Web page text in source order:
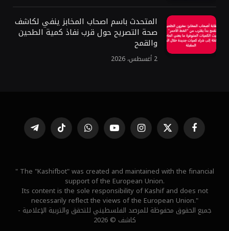
المتحدث باسم اصحاب المخابز ينفي لكاشف
صحة التصريح حول قرب نفاذ كمية الطحين
والقمح
2 أغسطس، 2026
فيسبوك X
(Twitter)
الانستغراميوتيوب واتساب تيكتوك تيلقرام
" The "Kashifbot" was created and maintained with the financial
support of the European Union.
Its content is the sole responsibility of Kashif and does not
necessarily reflect the views of the European Union."
جميع الحقوق محفوظة للمرصد الفلسطيني للتحقق والتربية الإعلامية -
كاشف © 2026